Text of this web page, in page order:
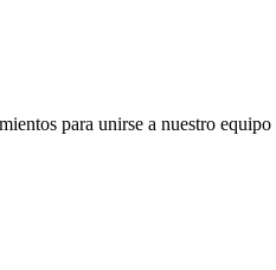
para unirse a nuestro